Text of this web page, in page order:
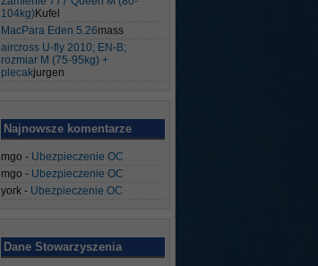
104kg) Kufel
MacPara Eden 5.26mass
aircross U-fly 2010; EN-B;
rozmiar M (75-95kg) +
plecakjurgen
Najnowsze komentarze
mgo - Ubezpieczenie OC
mgo - Ubezpieczenie OC
york - Ubezpieczenie OC
Dane Stowarzyszenia